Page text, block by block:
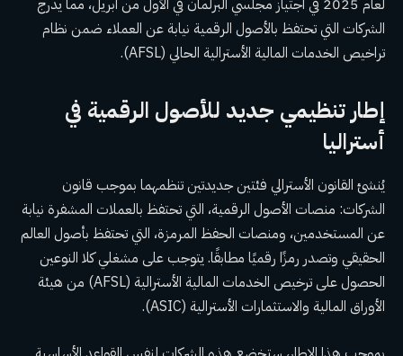
لعام 2025 في اجتياز مجلسي البرلمان في الأول من أبريل، مما يدرج
الشركات التي تحتفظ بالأصول الرقمية نيابة عن العملاء ضمن نظام
تراخيص الخدمات المالية الأسترالية الحالي (AFSL).
إطار تنظيمي جديد للأصول الرقمية في
أستراليا
يُنشئ القانون الأسترالي فئتين جديدتين تنظمهما بموجب قانون
الشركات: منصات الأصول الرقمية، التي تحتفظ بالعملات المشفرة نيابة
عن المستخدمين، ومنصات الحفظ المرمزة، التي تحتفظ بأصول العالم
الحقيقي وتصدر رمزًا رقميًا مطابقًا. يتوجب على مشغلي كلا النوعين
الحصول على ترخيص الخدمات المالية الأسترالية (AFSL) من هيئة
الأوراق المالية والاستثمارات الأسترالية (ASIC).